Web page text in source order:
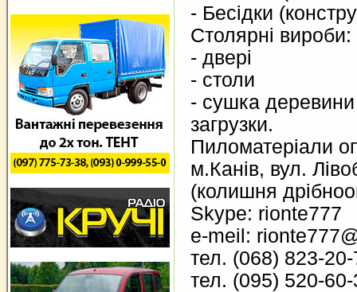
- Бесідки
Столярні вироби:
- двері
- столи
- сушка
загрузки.
Пиломатеріали
м.Канів, вул.
(колишня
Skype: rionte777
e-meil:
тел. (068) 823-
тел. (095) 520-